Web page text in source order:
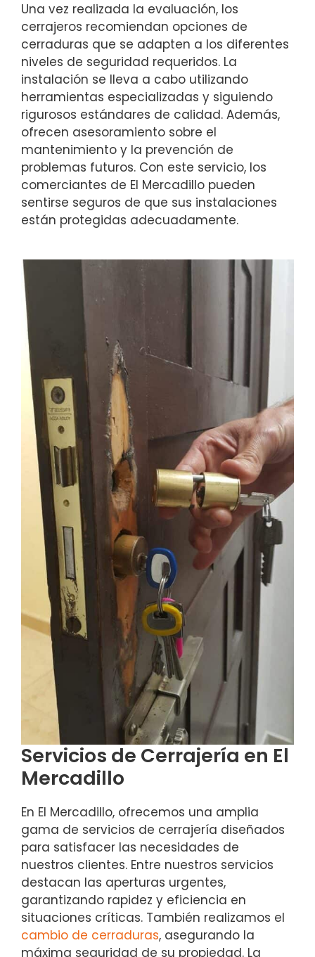
Una vez realizada la evaluación, los
cerrajeros recomiendan opciones de
cerraduras que se adapten a los diferentes
niveles de seguridad requeridos. La
instalación se lleva a cabo utilizando
herramientas especializadas y siguiendo
rigurosos estándares de calidad. Además,
ofrecen asesoramiento sobre el
mantenimiento y la prevención de
problemas futuros. Con este servicio, los
comerciantes de El Mercadillo pueden
sentirse seguros de que sus instalaciones
están protegidas adecuadamente.
Servicios de Cerrajería en El
Mercadillo
En El Mercadillo, ofrecemos una amplia
gama de servicios de cerrajería diseñados
para satisfacer las necesidades de
nuestros clientes. Entre nuestros servicios
destacan las aperturas urgentes,
garantizando rapidez y eficiencia en
situaciones críticas. También realizamos el
cambio de cerraduras, asegurando la
máxima seguridad de su propiedad. La